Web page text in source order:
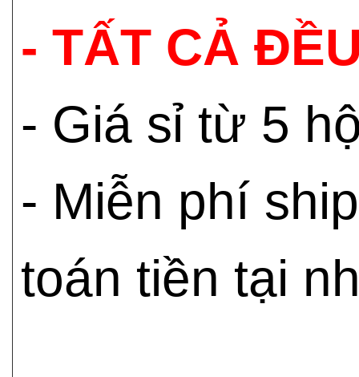
- TẤT CẢ
- Giá sỉ từ 5
- Miễn phí
toán tiền tại